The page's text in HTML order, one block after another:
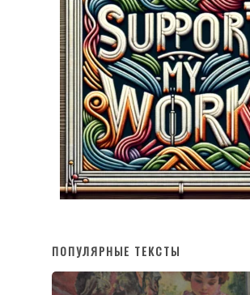
ПОПУЛЯРНЫЕ ТЕКСТЫ